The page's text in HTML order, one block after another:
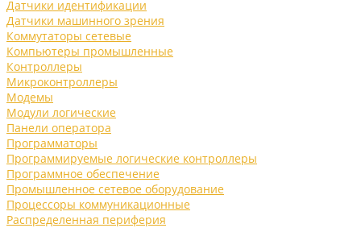
Датчики идентификации
Датчики машинного зрения
Коммутаторы сетевые
Компьютеры промышленные
Контроллеры
Микроконтроллеры
Модемы
Модули логические
Панели оператора
Программаторы
Программируемые логические контроллеры
Программное обеспечение
Промышленное сетевое оборудование
Процессоры коммуникационные
Распределенная периферия